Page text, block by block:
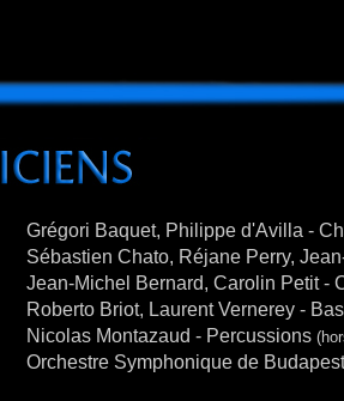
Grégori Baquet, Philippe d'Avilla -
Sébastien Chato, Réjane Perry,
Jean-Michel Bernard, Carolin Petit -
Roberto Briot, Laurent Vernerey -
Nicolas Montazaud - Percussions
Orchestre Symphonique de